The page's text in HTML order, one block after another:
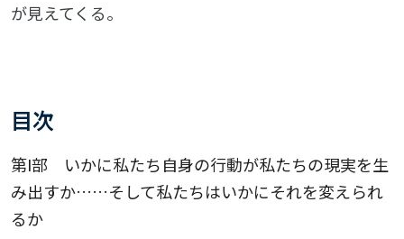
が見えてくる。
目次
第I部 いかに私たち自身の行動が私たちの現実を生
み出すか……そして私たちはいかにそれを変えられ
るか